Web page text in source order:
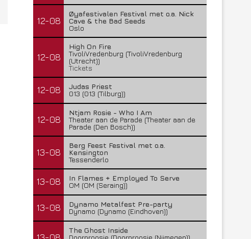
12-08
Øyafestivalen Festival met o.a. Nick
Cave & the Bad Seeds
Oslo
12-08
High On Fire
TivoliVredenburg (TivoliVredenburg
(Utrecht))
Tickets
12-08
Judas Priest
013 (013 (Tilburg))
12-08
Ntjam Rosie - Who I Am
Theater aan de Parade (Theater aan de
Parade (Den Bosch))
13-08
Berg Feest Festival met o.a.
Kensington
Tessenderlo
13-08
In Flames + Employed To Serve
OM (OM (Seraing))
13-08
Dynamo Metalfest Pre-party
Dynamo (Dynamo (Eindhoven))
The Ghost Inside
Doornroosje (Doornroosje (Nijmegen))